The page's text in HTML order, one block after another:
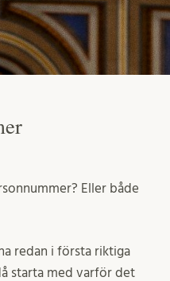
Eller både
redan i första riktiga
starta med varför det